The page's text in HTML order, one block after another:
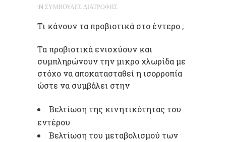
IN ΣΥΜΒΟΥΛΈΣ ΔΙΑΤΡΟΦΉΣ
Τι κάνουν τα προβιοτικά στο έντερο ;
Τα προβιοτικά ενισχύουν και
συμπληρώνουν την μικρο χλωρίδα με
στόχο να αποκατασταθεί η ισορροπία
ώστε να συμβάλει στην
Βελτίωση της κινητικότητας του
εντέρου
Βελτίωση του μεταβολισμού των